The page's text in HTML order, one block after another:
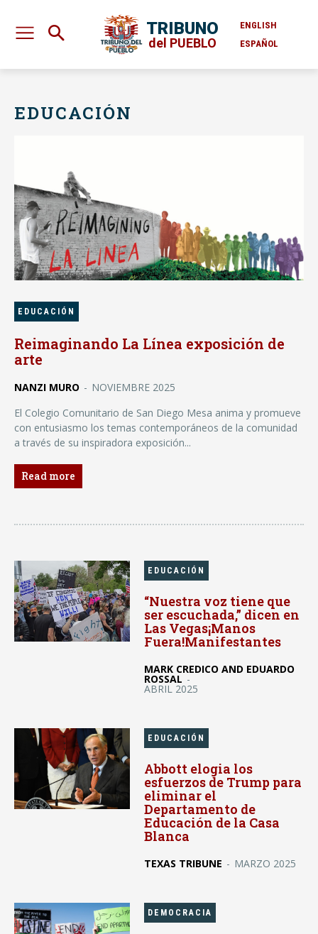
TRIBUNO
del PUEBLO
ENGLISH
ESPAÑOL
EDUCACIÓN
EDUCACIÓN
Reimaginando La Línea exposición de
arte
NANZI MURO - NOVIEMBRE 2025
El Colegio Comunitario de San Diego Mesa anima y promueve
con entusiasmo los temas contemporáneos de la comunidad
a través de su inspiradora exposición...
Read more
EDUCACIÓN
“Nuestra voz tiene que
ser escuchada,” dicen en
Las Vegas¡Manos
Fuera!Manifestantes
MARK CREDICO AND EDUARDO
ROSSAL -
ABRIL 2025
EDUCACIÓN
Abbott elogia los
esfuerzos de Trump para
eliminar el
Departamento de
Educación de la Casa
Blanca
TEXAS TRIBUNE - MARZO 2025
DEMOCRACIA